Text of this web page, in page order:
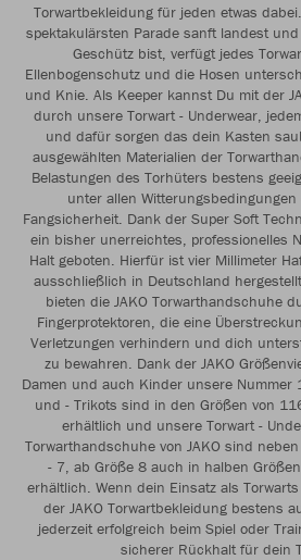
Torwartbekleidung für jeden etwas
spektakulärsten Parade sanft landest
Geschütz bist, verfügt jedes
Ellenbogenschutz und die Hosen
und Knie. Als Keeper kannst Du mit der
durch unsere Torwart - Underwear,
und dafür sorgen das dein Kasten
ausgewählten Materialien der
Belastungen des Torhüters bestens
unter allen
Fangsicherheit. Dank der Super Soft
ein bisher unerreichtes, professionelles
Halt geboten. Hierfür ist vier Millimeter
ausschließlich in Deutschland
bieten die JAKO Torwarthandschuhe
Fingerprotektoren, die eine
Verletzungen verhindern und dich
zu bewahren. Dank der JAKO
Damen und auch Kinder unsere Nummer
und - Trikots sind in den Größen von
erhältlich und unsere Torwart -
Torwarthandschuhe von JAKO sind
- 7, ab Größe 8 auch in halben
erhältlich. Wenn dein Einsatz als
der JAKO Torwartbekleidung bestens
jederzeit erfolgreich beim Spiel oder
sicherer Rückhalt für dein